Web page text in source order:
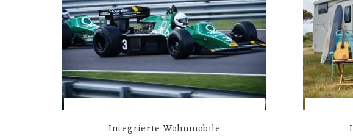
Integrierte Wohnmobile